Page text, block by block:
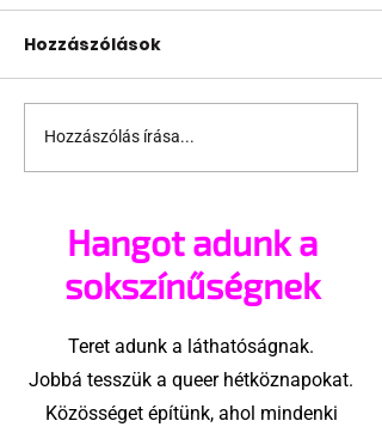
Hagyjuk, hogy a
csípőnk vezessen, és
együtt!
Hozzászólások
Hozzászólás írása...
Hangot adunk a
sokszínűségnek
Teret adunk a láthatóságnak.
Jobbá tesszük a queer hétköznapokat.
Közösséget építünk, ahol mindenki